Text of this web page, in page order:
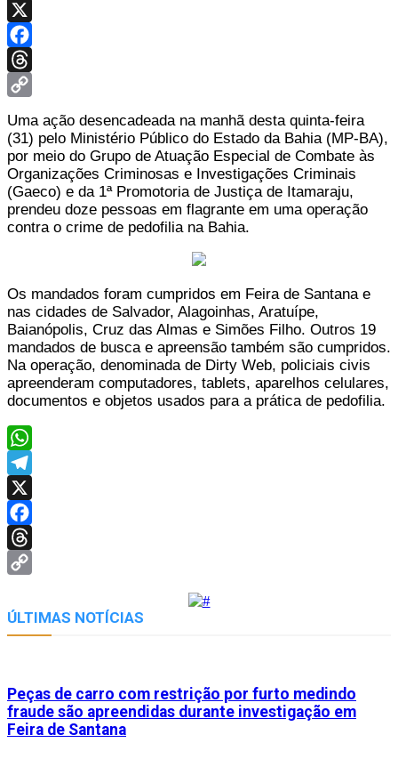
Telegram
X
Facebook
Threads
Link
Uma ação desencadeada na manhã desta quinta-feira
(31) pelo Ministério Público do Estado da Bahia (MP-BA),
por meio do Grupo de Atuação Especial de Combate às
Organizações Criminosas e Investigações Criminais
(Gaeco) e da 1ª Promotoria de Justiça de Itamaraju,
prendeu doze pessoas em flagrante em uma operação
contra o crime de pedofilia na Bahia.
Os mandados foram cumpridos em Feira de Santana e
nas cidades de Salvador, Alagoinhas, Aratuípe,
Baianópolis, Cruz das Almas e Simões Filho. Outros 19
mandados de busca e apreensão também são cumpridos.
Na operação, denominada de Dirty Web, policiais civis
apreenderam computadores, tablets, aparelhos celulares,
documentos e objetos usados para a prática de pedofilia.
WhatsApp
Telegram
X
Facebook
Threads
Link
ÚLTIMAS NOTÍCIAS
Peças de carro com restrição por furto medindo
fraude são apreendidas durante investigação em
Feira de Santana